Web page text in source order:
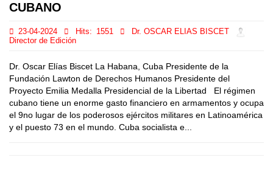
CUBANO
23-04-2024 Hits: 1551
Dr. OSCAR ELIAS BISCET
Director de Edición
Dr. Oscar Elías Biscet La Habana, Cuba Presidente de la
Fundación Lawton de Derechos Humanos Presidente del
Proyecto Emilia Medalla Presidencial de la Libertad El régimen
cubano tiene un enorme gasto financiero en armamentos y ocupa
el 9no lugar de los poderosos ejércitos militares en Latinoamérica
y el puesto 73 en el mundo. Cuba socialista e...